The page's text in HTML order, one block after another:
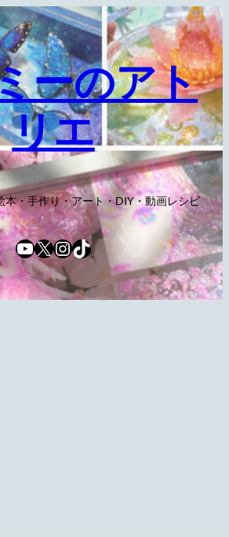
ーのアト
リエ
本・手作り・アート・DIY・動画レシピ
YouTube
X Instagram
TikTok